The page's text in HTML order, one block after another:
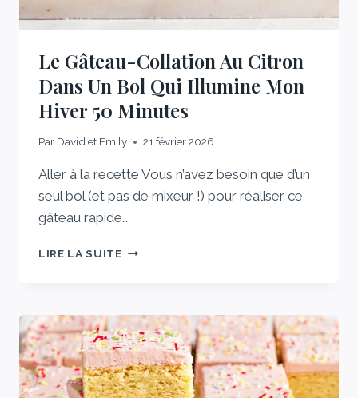
Le Gâteau-Collation Au Citron
Dans Un Bol Qui Illumine Mon
Hiver 50 Minutes
Par David et Emily 21 février 2026
Aller à la recette Vous n’avez besoin que d’un
seul bol (et pas de mixeur !) pour réaliser ce
gâteau rapide…
LIRE LA SUITELE
CITRON
DANS
UN
BOL
QUI